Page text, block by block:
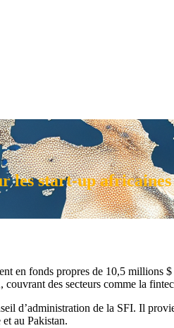
les start-up africaines
en fonds propres de 10,5 millions
des secteurs comme la
d’administration de la SFI. Il
au Pakistan.